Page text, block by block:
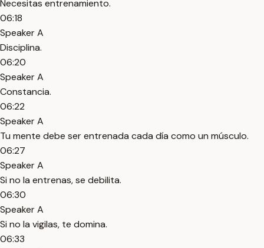
Necesitas entrenamiento.
06:18
Speaker A
Disciplina.
06:20
Speaker A
Constancia.
06:22
Speaker A
Tu mente debe ser entrenada cada día como un músculo.
06:27
Speaker A
Si no la entrenas, se debilita.
06:30
Speaker A
Si no la vigilas, te domina.
06:33